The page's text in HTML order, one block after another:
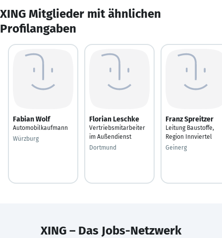
XING Mitglieder mit ähnlichen
Profilangaben
Fabian Wolf
Automobilkaufmann
Würzburg
Florian Leschke
Vertriebsmitarbeiter
im Außendienst
Dortmund
Franz Spreitzer
Leitung Baustoffe,
Region Innviertel
Geinerg
XING – Das Jobs-Netzwerk